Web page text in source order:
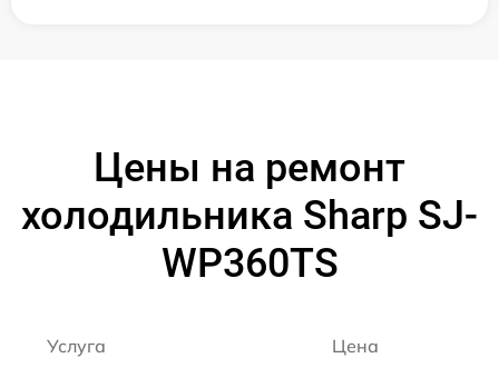
Цены на ремонт
холодильника Sharp SJ-
WP360TS
Услуга Цена